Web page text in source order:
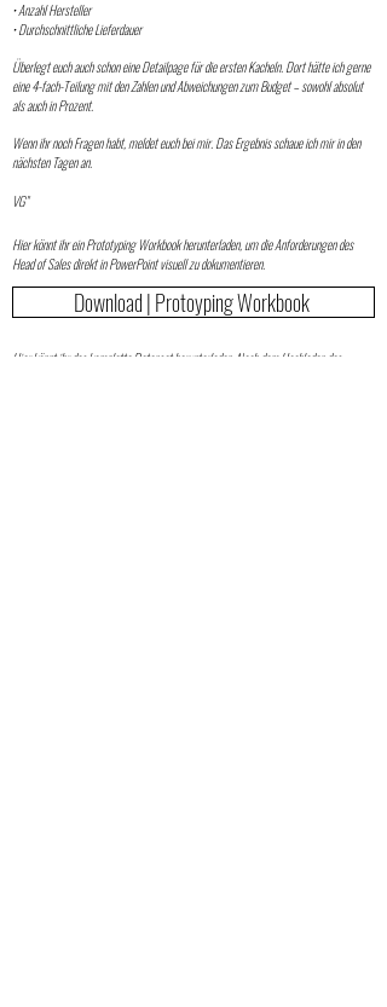
• Anzahl Hersteller
• Durchschnittliche Lieferdauer
Überlegt euch auch schon eine Detailpage für die ersten Kacheln. Dort hätte ich gerne
eine 4-fach-Teilung mit den Zahlen und Abweichungen zum Budget – sowohl absolut
als auch in Prozent.
Wenn ihr noch Fragen habt, meldet euch bei mir. Das Ergebnis schaue ich mir in den
nächsten Tagen an.
VG"
Hier könnt ihr ein Prototyping Workbook herunterladen, um die Anforderungen des
Head of Sales direkt in PowerPoint visuell zu dokumentieren.
Download | Protoyping Workbook
Hier könnt ihr das komplette Datenset herunterladen. Nach dem Hochladen des